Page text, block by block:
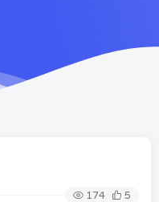
174 5